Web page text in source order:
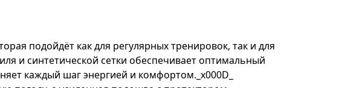
подойдёт как для регулярных тренировок, так и для
и синтетической сетки обеспечивает оптимальный
каждый шаг энергией и комфортом._x000D_